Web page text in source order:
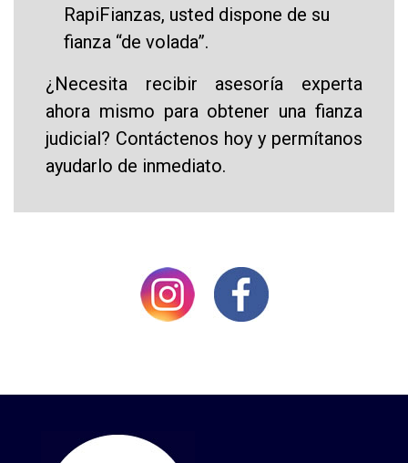
RapiFianzas, usted dispone de su
fianza “de volada”.
¿Necesita recibir asesoría experta
ahora mismo para obtener una fianza
judicial? Contáctenos hoy y permítanos
ayudarlo de inmediato.